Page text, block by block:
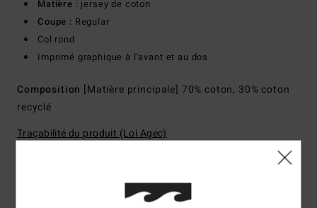
Matière : jersey de coton
Coupe : Regular
Col rond
Imprimé graphique à l'avant et au dos
Composition [Matière principale] 70% coton, 30% coton
recyclé
Traçabilité du produit (Loi Agec)
Livraison & Retours